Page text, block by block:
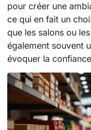
pour créer une
ce qui en fait un
que les salons ou
également souvent
évoquer la